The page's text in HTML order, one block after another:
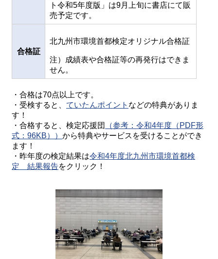
ト令和5年度版」は9月上旬に書店にて販
売予定です。
合格証
北九州市環境首都検定オリジナル合格証
注）成績表や合格証等の再発行はできま
せん。
・合格は70点以上です。
・受検すると、 ていたんポイント などの特典がありま
す！
・合格すると、検定応援団
（参考：令和4年度（PDF形
式：96KB）） から特典やサービスを受けることができ
ます！
・昨年度の検定結果は令和4年度北九州市環境首都検
定 結果報告をクリック！